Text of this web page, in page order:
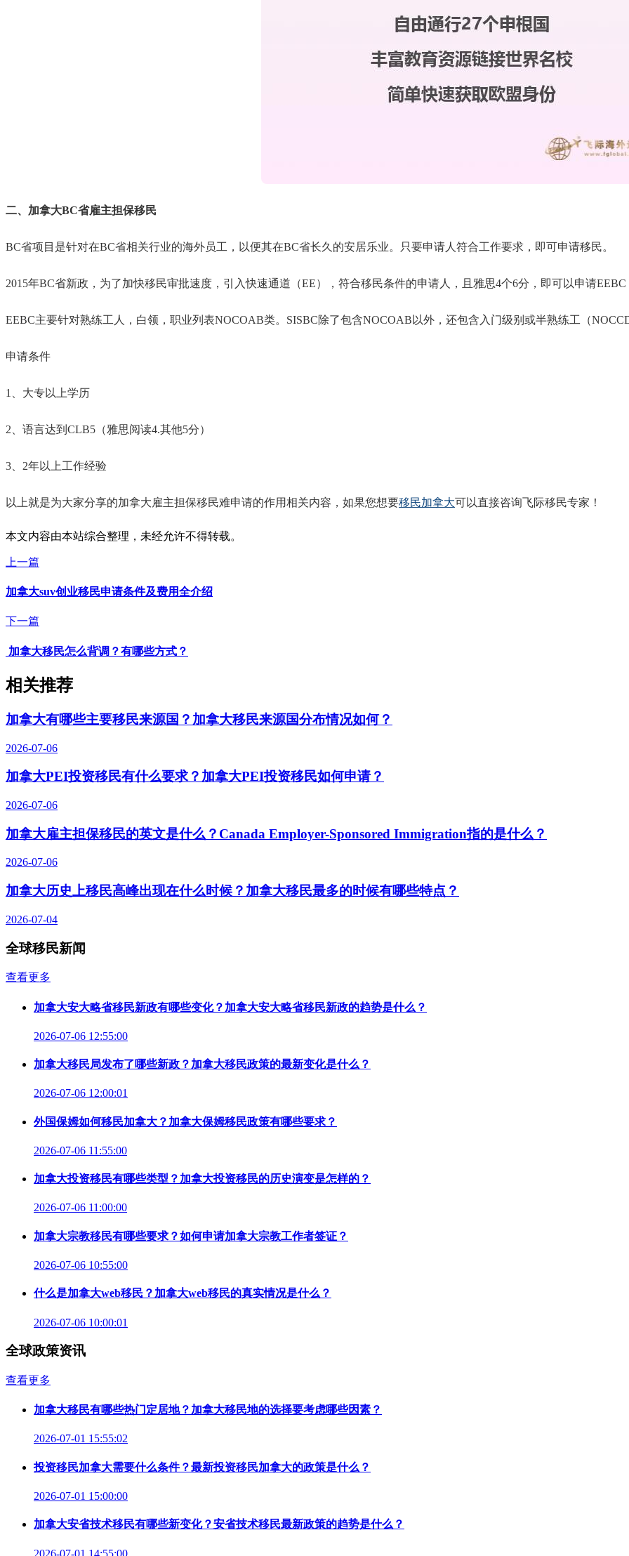
二、加拿大BC省雇主担保移民
BC省项目是针对在BC省相关行业的海外员工，以便其在BC省长久的安居乐业。只要申请人符合工作要求，即可申请移民。
2015年BC省新政，为了加快移民审批速度，引入快速通道（EE），符合移民条件的申请人，且雅思4个6分，即可以申请
EEBC主要针对熟练工人，白领，职业列表NOCOAB类。SISBC除了包含NOCOAB以外，还包含入门级别或半熟练工（
申请条件
1、大专以上学历
2、语言达到CLB5（雅思阅读4.其他5分）
3、2年以上工作经验
​​​以上就是为大家分享的加拿大雇主担保移民难申请的作用相关内容，如果您想要移民加拿大可以直接咨询飞际移民专家！
本文内容由本站综合整理，未经允许不得转载。
上一篇
加拿大suv创业移民申请条件及费用全介绍
下一篇
​ 加拿大移民怎么背调？有哪些方式？
相关推荐
加拿大有哪些主要移民来源国？加拿大移民来源国分布情况如何？
2026-07-06
加拿大PEI投资移民有什么要求？加拿大PEI投资移民如何申请？
2026-07-06
加拿大雇主担保移民的英文是什么？Canada Employer-Sponsored Immigration指的是什么？
2026-07-06
加拿大历史上移民高峰出现在什么时候？加拿大移民最多的时候有哪些特点？
2026-07-04
全球移民新闻
查看更多
加拿大安大略省移民新政有哪些变化？加拿大安大略省移民新政的趋势是什么？
2026-07-06 12:55:00
加拿大移民局发布了哪些新政？加拿大移民政策的最新变化是什么？
2026-07-06 12:00:01
外国保姆如何移民加拿大？加拿大保姆移民政策有哪些要求？
2026-07-06 11:55:00
加拿大投资移民有哪些类型？加拿大投资移民的历史演变是怎样的？
2026-07-06 11:00:00
加拿大宗教移民有哪些要求？如何申请加拿大宗教工作者签证？
2026-07-06 10:55:00
什么是加拿大web移民？加拿大web移民的真实情况是什么？
2026-07-06 10:00:01
全球政策资讯
查看更多
加拿大移民有哪些热门定居地？加拿大移民地的选择要考虑哪些因素？
2026-07-01 15:55:02
投资移民加拿大需要什么条件？最新投资移民加拿大的政策是什么？
2026-07-01 15:00:00
加拿大安省技术移民有哪些新变化？安省技术移民最新政策的趋势是什么？
2026-07-01 14:55:00